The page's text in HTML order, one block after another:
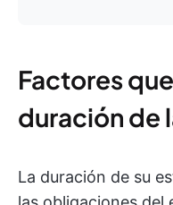
Factores
duración de
La duración de su